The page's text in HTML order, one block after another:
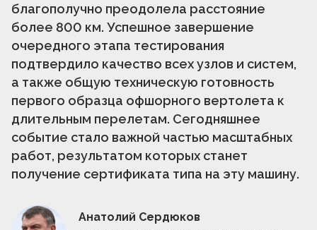
благополучно преодолела расстояние
более 800 км. Успешное завершение
очередного этапа тестирования
подтвердило качество всех узлов и систем,
а также общую техническую готовность
первого образца офшорного вертолета к
длительным перелетам. Сегодняшнее
событие стало важной частью масштабных
работ, результатом которых станет
получение сертификата типа на эту машину.
Анатолий Сердюков